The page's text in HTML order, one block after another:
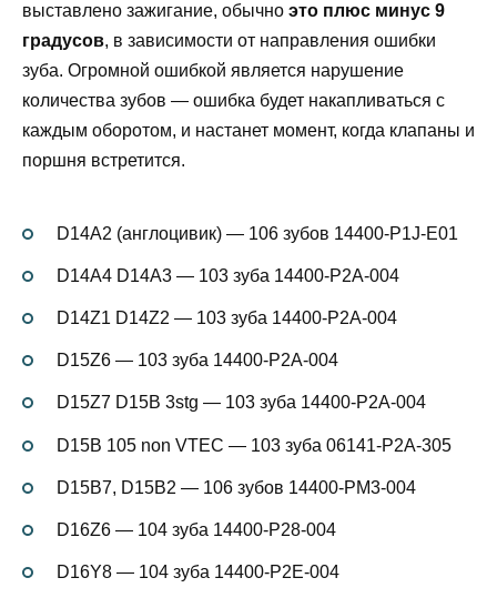
выставлено зажигание, обычно это плюс минус 9
градусов, в зависимости от направления ошибки
зуба. Огромной ошибкой является нарушение
количества зубов — ошибка будет накапливаться с
каждым оборотом, и настанет момент, когда клапаны и
поршня встретится.
D14A2 (англоцивик) — 106 зубов 14400-P1J-E01
D14A4 D14A3 — 103 зуба 14400-P2A-004
D14Z1 D14Z2 — 103 зуба 14400-P2A-004
D15Z6 — 103 зуба 14400-P2A-004
D15Z7 D15B 3stg — 103 зуба 14400-P2A-004
D15B 105 non VTEC — 103 зуба 06141-P2A-305
D15B7, D15B2 — 106 зубов 14400-PM3-004
D16Z6 — 104 зуба 14400-P28-004
D16Y8 — 104 зуба 14400-P2E-004